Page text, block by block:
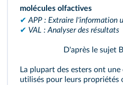
molécules olfactives
✔ APP : Extraire l'information
✔ VAL : Analyser des résultats
D'après le sujet
La plupart des esters ont
utilisés pour leurs propriétés